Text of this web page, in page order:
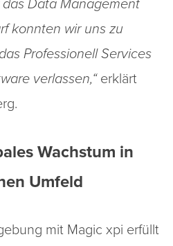
Data Management
konnten wir uns zu
Professionell Services
verlassen,“erklärt
Wachstum in
Umfeld
mit Magic xpi erfüllt